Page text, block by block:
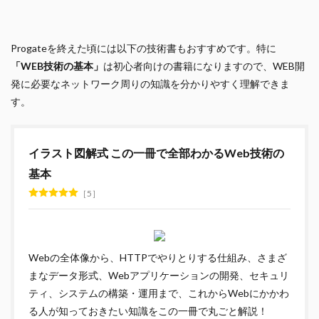
Progateを終えた頃には以下の技術書もおすすめです。特に
「WEB技術の基本」 は初心者向けの書籍になりますので、WEB開
発に必要なネットワーク周りの知識を分かりやすく理解できま
す。
イラスト図解式 この一冊で全部わかるWeb技術の
基本
5
Webの全体像から、HTTPでやりとりする仕組み、さまざ
まなデータ形式、Webアプリケーションの開発、セキュリ
ティ、システムの構築・運用まで、これからWebにかかわ
る人が知っておきたい知識をこの一冊で丸ごと解説！